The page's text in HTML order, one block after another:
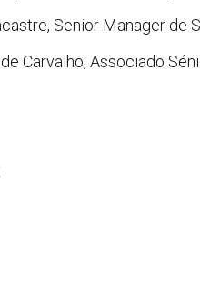
Senior Manager de
Carvalho, Associado